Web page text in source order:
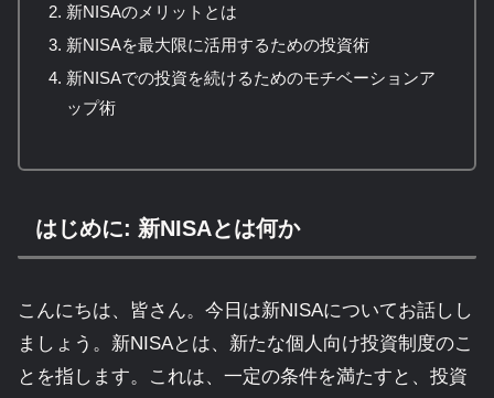
新NISAのメリットとは
新NISAを最大限に活用するための投資術
新NISAでの投資を続けるためのモチベーションア
ップ術
はじめに: 新NISAとは何か
こんにちは、皆さん。今日は新NISAについてお話しし
ましょう。新NISAとは、新たな個人向け投資制度のこ
とを指します。これは、一定の条件を満たすと、投資